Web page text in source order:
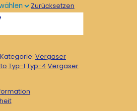
Zurücksetzen
Kategorie: Vergaser
Typ-1 Typ-4 Vergaser